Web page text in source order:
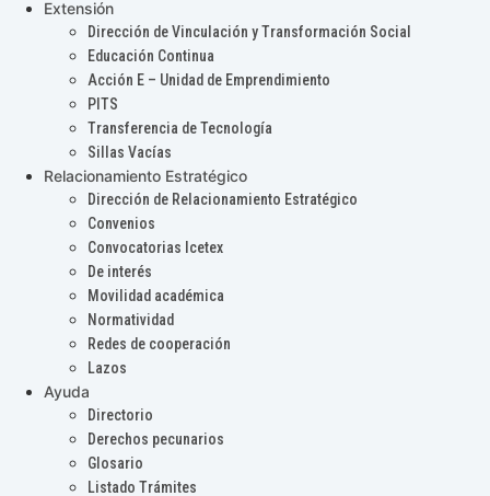
Extensión
Dirección de Vinculación y Transformación Social
Educación Continua
Acción E – Unidad de Emprendimiento
PITS
Transferencia de Tecnología
Sillas Vacías
Relacionamiento Estratégico
Dirección de Relacionamiento Estratégico
Convenios
Convocatorias Icetex
De interés
Movilidad académica
Normatividad
Redes de cooperación
Lazos
Ayuda
Directorio
Derechos pecunarios
Glosario
Listado Trámites